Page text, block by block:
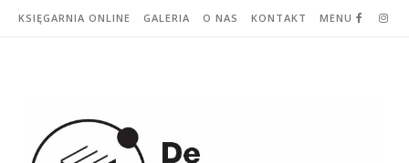
Skip to content
KSIĘGARNIA ONLINE GALERIA O NAS KONTAKT MENU